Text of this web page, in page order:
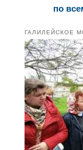
по
ГАЛИЛЕЙСКОЕ